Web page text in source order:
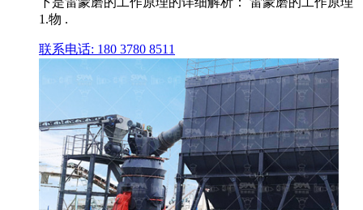
1.物 .
联系电话: 180 3780 8511